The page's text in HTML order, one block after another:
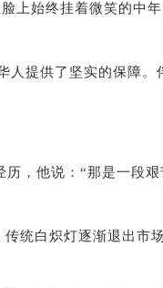
始终挂着微笑的中
供了坚实的保障。
他说：“那是一段艰
白炽灯逐渐退出市